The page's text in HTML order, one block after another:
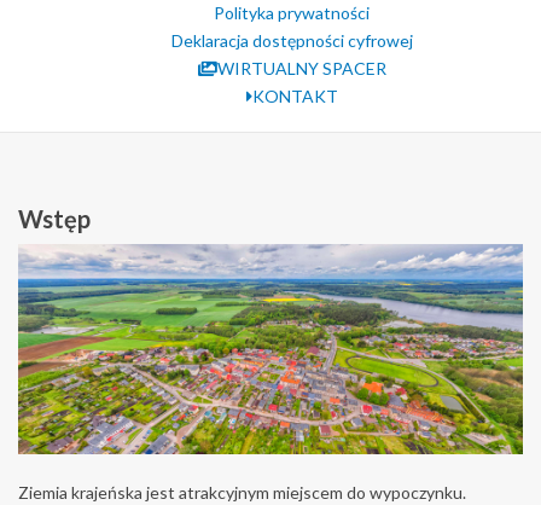
Polityka prywatności
Deklaracja dostępności cyfrowej
WIRTUALNY SPACER
KONTAKT
Wstęp
Ziemia krajeńska jest atrakcyjnym miejscem do wypoczynku.